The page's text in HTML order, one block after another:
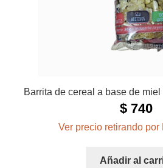
Barrita de cereal a base de miel
$ 740
Ver precio retirando por
Añadir al